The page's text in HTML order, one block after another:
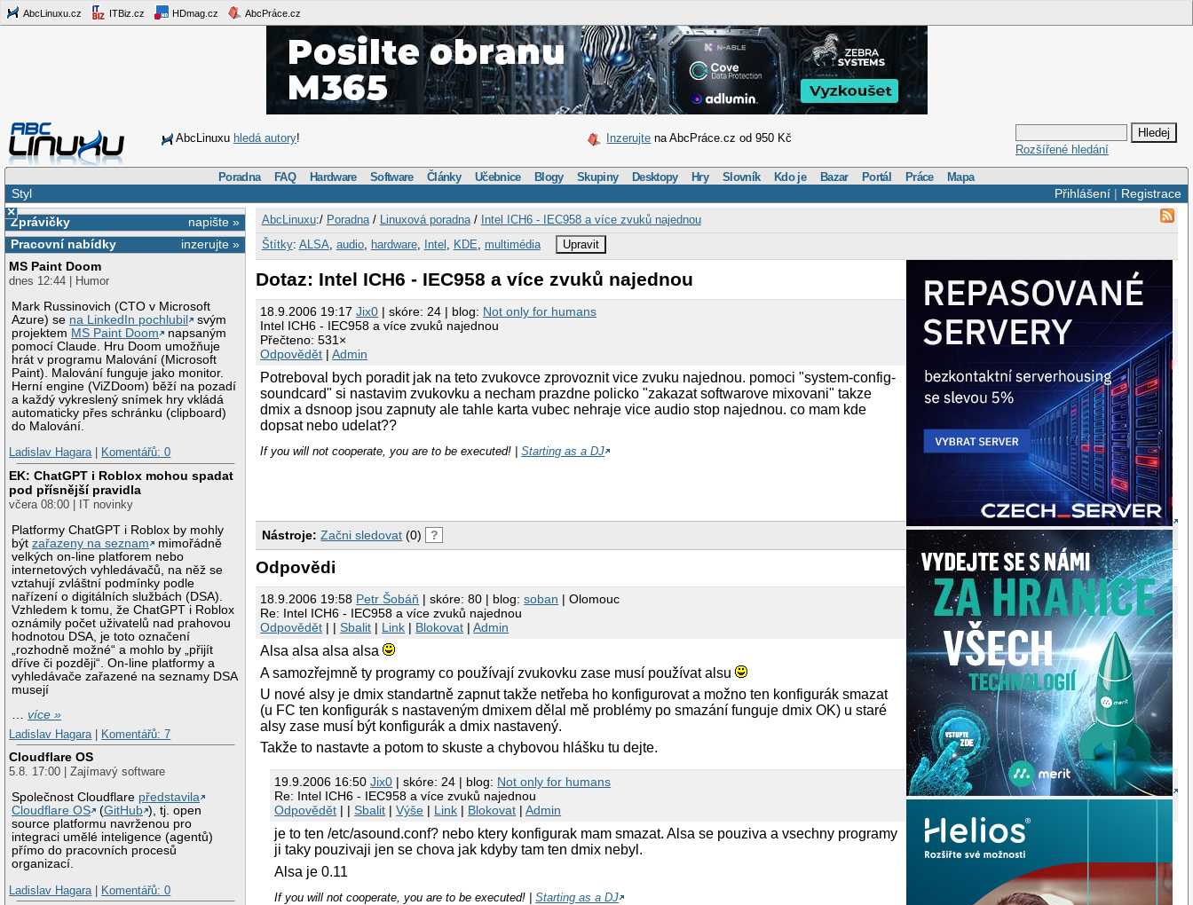
AbcLinuxu.cz ITBiz.cz HDmag.cz AbcPráce.cz
AbcLinuxu hledá autory! Inzerujte na AbcPráce.cz od 950 Kč
Rozšířené hledání
Poradna FAQ Hardware Software Články Učebnice Blogy Skupiny Desktopy Hry Slovník Kdo je Bazar Portál Práce Mapa
Přihlášení| Registrace
Styl
×
napište »
Zprávičky
inzerujte »
Pracovní nabídky
MS Paint Doom
dnes 12:44 | Humor
Mark Russinovich (CTO v Microsoft
Azure) se na LinkedIn pochlubil
svým
projektem MS Paint Doom
napsaným
pomocí Claude. Hru Doom umožňuje
hrát v programu Malování (Microsoft
Paint). Malování funguje jako monitor.
Herní engine (ViZDoom) běží na pozadí
a každý vykreslený snímek hry vkládá
automaticky přes schránku (clipboard)
do Malování.
Ladislav Hagara| Komentářů: 0
EK: ChatGPT i Roblox mohou spadat
pod přísnější pravidla
včera 08:00 | IT novinky
Platformy ChatGPT i Roblox by mohly
býtzařazeny na seznam
mimořádně
velkých on-line platforem nebo
internetových vyhledávačů, na něž se
vztahují zvláštní podmínky podle
nařízení o digitálních službách (DSA).
Vzhledem k tomu, že ChatGPT i Roblox
oznámily počet uživatelů nad prahovou
hodnotou DSA, je toto označení
„rozhodně možné“ a mohlo by „přijít
dříve či později“. On-line platformy a
vyhledávače zařazené na seznamy DSA
musejí
…více »
Ladislav Hagara
Komentářů: 7
Cloudflare OS
5.8. 17:00 | Zajímavý software
Společnost Cloudflare představila
Cloudflare OS
(GitHub ), tj. open
source platformu navrženou pro
integraci umělé inteligence (agentů)
přímo do pracovních procesů
organizací.
Ladislav Hagara
Komentářů: 0
AbcLinuxu:/ Poradna/ Linuxová poradna/ Intel ICH6 - IEC958 a více zvuků najednou
Štítky: ALSA audio, hardware, Intel KDE multimédia Upravit
Dotaz: Intel ICH6 - IEC958 a více zvuků najednou
18.9.2006 19:17Jix0 | skóre: 24 | blog: Not only for humans
Intel ICH6 - IEC958 a více zvuků najednou
Přečteno: 531×
Odpovědět |Admin
Potreboval bych poradit jak na teto zvukovce zprovoznit vice zvuku najednou. pomoci "system-config-
soundcard" si nastavim zvukovku a necham prazdne policko "zakazat softwarove mixovani" takze
dmix a dsnoop jsou zapnuty ale tahle karta vubec nehraje vice audio stop najednou. co mam kde
dopsat nebo udelat??
If you will not cooperate, you are to be executed! |Starting as a DJ
Nástroje: Začni sledovat (0) ?
Odpovědi
18.9.2006 19:58 Petr Šobáň | skóre: 80 | blog:soban | Olomouc
Re: Intel ICH6 - IEC958 a více zvuků najednou
Odpovědět | |Sbalit | Link | Blokovat |Admin
Alsa alsa alsa alsa
A samozřejmně ty programy co používají zvukovku zase musí používat alsu
U nové alsy je dmix standartně zapnut takže netřeba ho konfigurovat a možno ten konfigurák smazat
(u FC ten konfigurák s nastaveným dmixem dělal mě problémy po smazání funguje dmix OK) u staré
alsy zase musí být konfigurák a dmix nastavený.
Takže to nastavte a potom to skuste a chybovou hlášku tu dejte.
19.9.2006 16:50Jix0 | skóre: 24 | blog: Not only for humans
Re: Intel ICH6 - IEC958 a více zvuků najednou
Odpovědět | |Sbalit |Výše | Link | Blokovat |Admin
je to ten /etc/asound.conf? nebo ktery konfigurak mam smazat. Alsa se pouziva a vsechny programy
ji taky pouzivaji jen se chova jak kdyby tam ten dmix nebyl.
Alsa je 0.11
If you will not cooperate, you are to be executed! |Starting as a DJ